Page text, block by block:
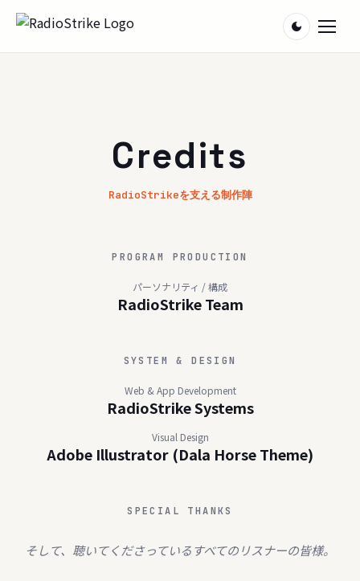
りーろぐ
Credits
RadioStrikeを支える制作陣
PROGRAM PRODUCTION
パーソナリティ / 構成
RadioStrike Team
SYSTEM & DESIGN
Web & App Development
RadioStrike Systems
Visual Design
Adobe Illustrator (Dala Horse Theme)
SPECIAL THANKS
そして、聴いてくださっているすべてのリスナーの皆様。